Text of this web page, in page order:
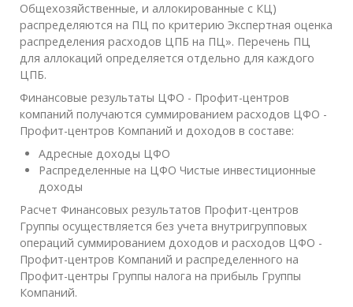
Общехозяйственные, и аллокированные с КЦ)
распределяются на ПЦ по критерию Экспертная оценка
распределения расходов ЦПБ на ПЦ». Перечень ПЦ
для аллокаций определяется отдельно для каждого
ЦПБ.
Финансовые результаты ЦФО - Профит-центров
компаний получаются суммированием расходов ЦФО -
Профит-центров Компаний и доходов в составе:
Адресные доходы ЦФО
Распределенные на ЦФО Чистые инвестиционные
доходы
Расчет Финансовых результатов Профит-центров
Группы осуществляется без учета внутригрупповых
операций суммированием доходов и расходов ЦФО -
Профит-центров Компаний и распределенного на
Профит-центры Группы налога на прибыль Группы
Компаний.